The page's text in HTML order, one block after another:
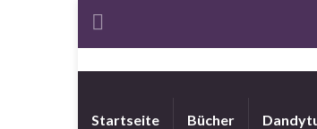
Startseite Bücher